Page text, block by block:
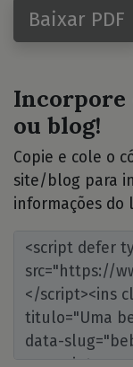
Baixar PDF
Incorpore
ou blog!
Copie e cole o
site/blog para
informações do